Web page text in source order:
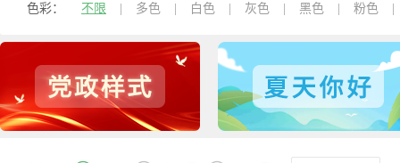
色彩： 不限 多色 白色 灰色 黑色 粉色